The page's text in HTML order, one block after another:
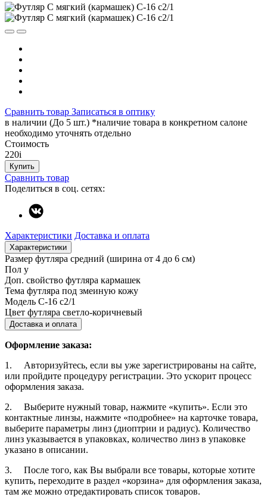
Сравнить товар Записаться в оптику
в наличии (До 5 шт.) *наличие товара в конкретном салоне
необходимо уточнять отдельно
Стоимость
220i
Купить
Сравнить товар
Поделиться в соц. сетях:
Характеристики Доставка и оплата
Характеристики
Размер футляра средний (ширина от 4 до 6 см)
Пол у
Доп. свойство футляра кармашек
Тема футляра под змеиную кожу
Модель С-16 с2/1
Цвет футляра светло-коричневый
Доставка и оплата
Оформление заказа:
1. Авторизуйтесь, если вы уже зарегистрированы на сайте,
или пройдите процедуру регистрации. Это ускорит процесс
оформления заказа.
2. Выберите нужный товар, нажмите «купить». Если это
контактные линзы, нажмите «подробнее» на карточке товара,
выберите параметры линз (диоптрии и радиус). Количество
линз указывается в упаковках, количество линз в упаковке
указано в описании.
3. После того, как Вы выбрали все товары, которые хотите
купить, переходите в раздел «корзина» для оформления заказа,
там же можно отредактировать список товаров.